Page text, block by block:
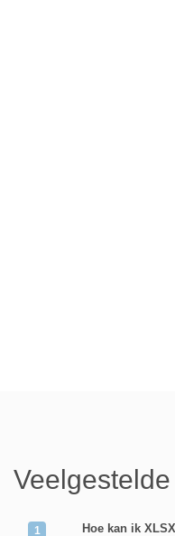
Hoe kan ik